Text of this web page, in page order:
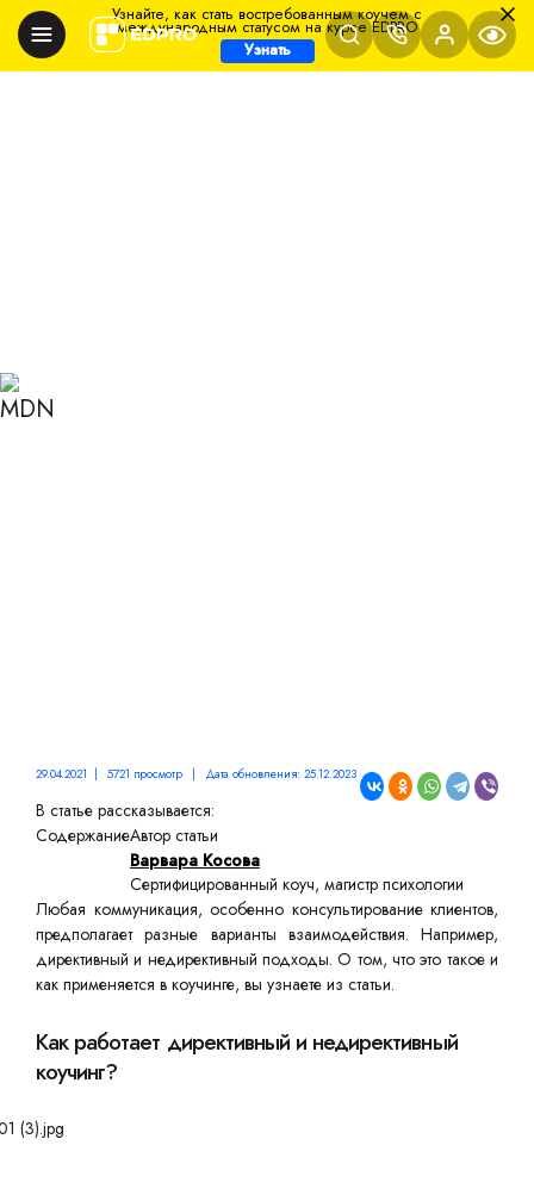
Узнайте, как стать востребованным коучем с
международным статусом на курсе EDPRO
Узнать
29.04.2021 | 5721 просмотр | Дата обновления: 25.12.2023
В статье рассказывается:
СодержаниеАвтор статьи
Варвара Косова
Сертифицированный коуч, магистр психологии
Любая коммуникация, особенно консультирование клиентов,
предполагает разные варианты взаимодействия. Например,
директивный и недирективный подходы. О том, что это такое и
как применяется в коучинге, вы узнаете из статьи.
Как работает директивный и недирективный
коучинг?